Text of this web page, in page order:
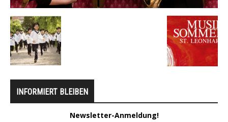
INFORMIERT BLEIBEN
Newsletter-Anmeldung!